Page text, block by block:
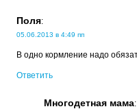
Поля:
05.06.2013 в 4:49 пп
В одно кормление надо
Ответить
Многодетная мама: